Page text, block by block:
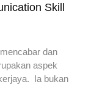
Skill
dan
aspek
Ia bukan